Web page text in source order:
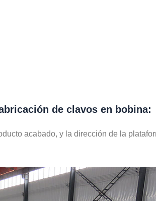
de clavos en bobina:
acabado, y la dirección de la